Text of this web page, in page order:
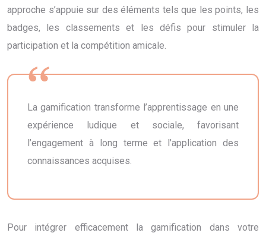
approche s’appuie sur des éléments tels que les points, les
badges, les classements et les défis pour stimuler la
participation et la compétition amicale.
La gamification transforme l’apprentissage en une
expérience ludique et sociale, favorisant
l’engagement à long terme et l’application des
connaissances acquises.
Pour intégrer efficacement la gamification dans votre